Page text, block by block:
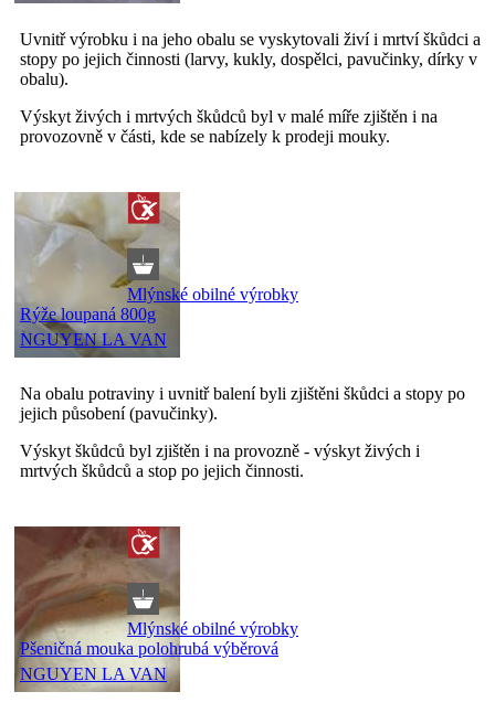
Uvnitř výrobku i na jeho obalu se vyskytovali živí i mrtví škůdci a
stopy po jejich činnosti (larvy, kukly, dospělci, pavučinky, dírky v
obalu).
Výskyt živých i mrtvých škůdců byl v malé míře zjištěn i na
provozovně v části, kde se nabízely k prodeji mouky.
Mlýnské obilné výrobky
Rýže loupaná 800g
NGUYEN LA VAN
Na obalu potraviny i uvnitř balení byli zjištěni škůdci a stopy po
jejich působení (pavučinky).
Výskyt škůdců byl zjištěn i na provozně - výskyt živých i
mrtvých škůdců a stop po jejich činnosti.
Mlýnské obilné výrobky
Pšeničná mouka polohrubá výběrová
NGUYEN LA VAN